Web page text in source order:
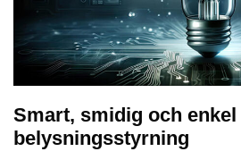
Smart, smidig och enkel
belysningsstyrning